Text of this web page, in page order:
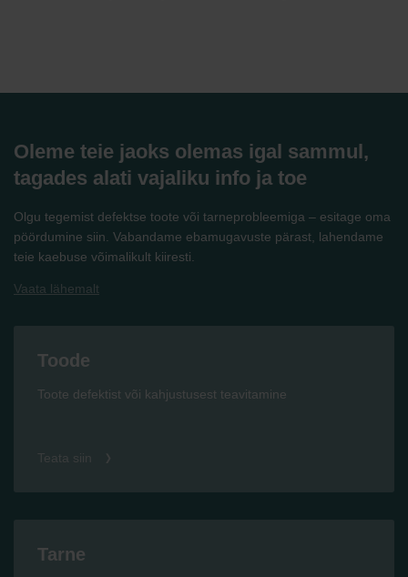
Oleme teie jaoks olemas igal sammul,
tagades alati vajaliku info ja toe
Olgu tegemist defektse toote või tarneprobleemiga – esitage oma
pöördumine siin. Vabandame ebamugavuste pärast, lahendame
teie kaebuse võimalikult kiiresti.
Vaata lähemalt
Toode
Toote defektist või kahjustusest teavitamine
Teata siin
Tarne